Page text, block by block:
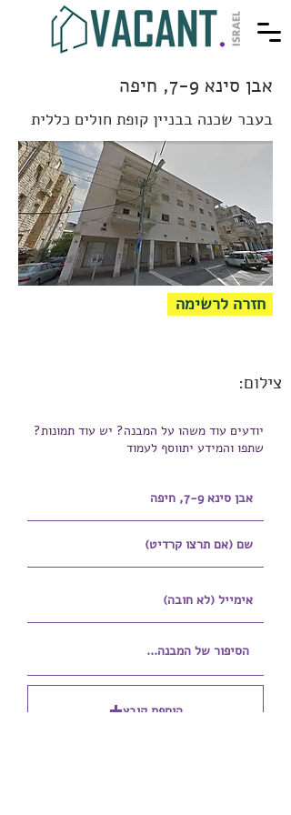
אבן סינא 7-9, חיפה
בעבר שכנה בבניין קופת חולים כללית
חזרה לרשימה
צילום:
יודעים עוד משהו על המבנה? יש עוד תמונות?
שתפו והמידע יתווסף לעמוד
הוספת קובץ